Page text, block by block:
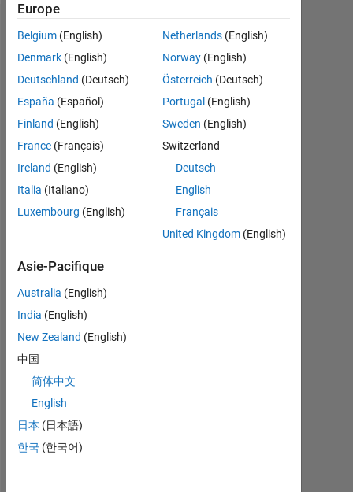
Recommandations
Please
login
to
this
person
in
skill
No
Endorsements
Europe
Belgium (English)
Denmark (English)
Deutschland (Deutsch)
España (Español)
Finland (English)
France (Français)
Ireland (English)
Italia (Italiano)
Luxembourg (English)
Netherlands(English)
Norway(English)
Österreich (Deutsch)
Portugal (English)
Sweden (English)
Switzerland
Deutsch
English
Français
United Kingdom(English)
Asie-Pacifique
Australia (English)
India (English)
New Zealand (English)
中国
简体中文
English
日本 (日本語)
한국 (한국어)